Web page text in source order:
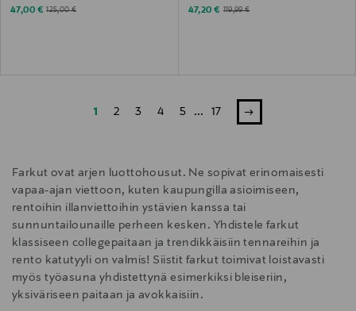
Discounted Price
47,00 € Original Price
125,00 €
Discounted Price
47,20 € Original Price
119,99 €
1 2 3 4 5 ... 17
Farkut ovat arjen luottohousut. Ne sopivat erinomaisesti
vapaa-ajan viettoon, kuten kaupungilla asioimiseen,
rentoihin illanviettoihin ystävien kanssa tai
sunnuntailounaille perheen kesken. Yhdistele farkut
klassiseen collegepaitaan ja trendikkäisiin tennareihin ja
rento katutyyli on valmis! Siistit farkut toimivat loistavasti
myös työasuna yhdistettynä esimerkiksi bleiseriin,
yksiväriseen paitaan ja avokkaisiin.